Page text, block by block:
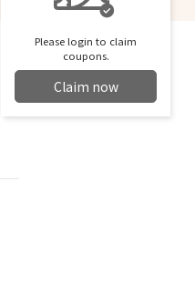
Please login to claim
coupons.
Claim now